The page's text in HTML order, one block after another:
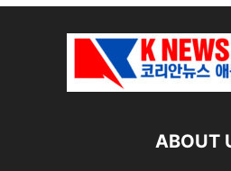
ABOUT